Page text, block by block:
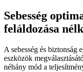
Sebesség
feláldozása
A sebesség és biztonság
eszközök
néhány mód a